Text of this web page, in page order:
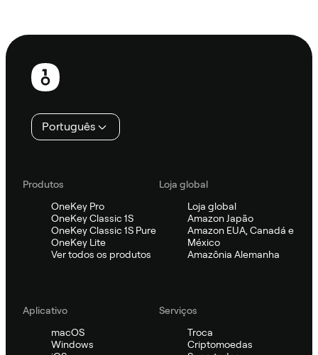
Rodapé
Português
Produtos
OneKey Pro
OneKey Classic 1S
OneKey Classic 1S Pure
OneKey Lite
Ver todos os produtos
Loja global
Loja global
Amazon Japão
Amazon EUA, Canadá e
México
Amazônia Alemanha
Aplicativo
macOS
Windows
Serviços
Troca
Criptomoedas